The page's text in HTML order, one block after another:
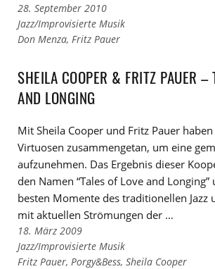
28. September 2010
Links
zu
Kategorien
Jazz/Improvisierte Musik
Links
den
Tags
Don Menza, Fritz Pauer
SHEILA COOPER & FRITZ PAUER –
AND LONGING
Mit Sheila Cooper und Fritz Pauer
Virtuosen zusammengetan, um eine
aufzunehmen. Das Ergebnis dieser
den Namen “Tales of Love and
besten Momente des traditionellen Jazz
mit aktuellen Strömungen der …
18. März 2009
Links
zu
Jazz/Improvisierte Musik
Links
Fritz Pauer, Porgy&Bess, Sheila Cooper